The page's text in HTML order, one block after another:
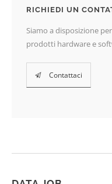
RICHIEDI UN
Siamo a disposizione
prodotti hardware e
Contattaci